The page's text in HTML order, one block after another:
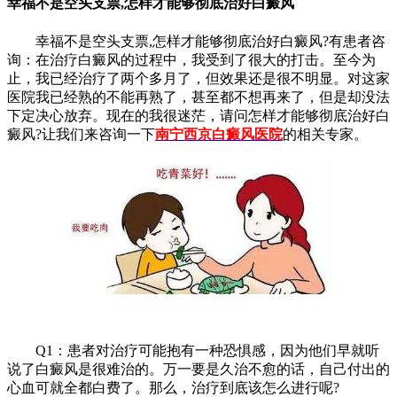
幸福不是空头支票,怎样才能够彻底治好白癜风
幸福不是空头支票,怎样才能够彻底治好白癜风?有患者咨
询：在治疗白癜风的过程中，我受到了很大的打击。至今为
止，我已经治疗了两个多月了，但效果还是很不明显。对这家
医院我已经熟的不能再熟了，甚至都不想再来了，但是却没法
下定决心放弃。现在的我很迷茫，请问怎样才能够彻底治好白
癜风?让我们来咨询一下南宁西京白癜风医院的相关专家。
Q1：患者对治疗可能抱有一种恐惧感，因为他们早就听
说了白癜风是很难治的。万一要是久治不愈的话，自己付出的
心血可就全都白费了。那么，治疗到底该怎么进行呢?